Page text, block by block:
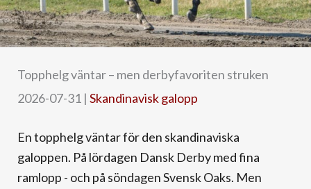
Topphelg väntar – men derbyfavoriten struken
2026-07-31 | Skandinavisk galopp
En topphelg väntar för den skandinaviska
galoppen. På lördagen Dansk Derby med fina
ramlopp - och på söndagen Svensk Oaks. Men